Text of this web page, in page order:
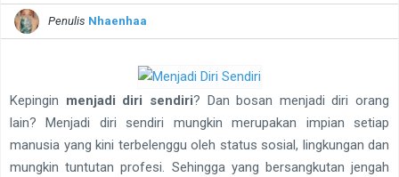
Penulis Nhaenhaa
Kepingin menjadi diri sendiri? Dan bosan menjadi diri orang
lain? Menjadi diri sendiri mungkin merupakan impian setiap
manusia yang kini terbelenggu oleh status sosial, lingkungan dan
mungkin tuntutan profesi. Sehingga yang bersangkutan jengah